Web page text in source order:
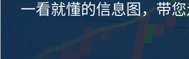
一看就懂的信息图，带您